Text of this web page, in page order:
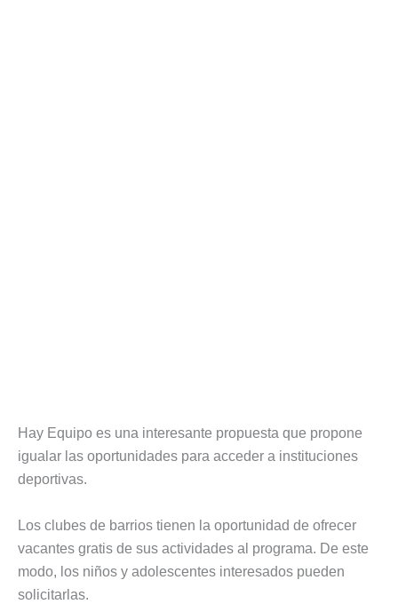
Hay Equipo es una interesante propuesta que propone
igualar las oportunidades para acceder a instituciones
deportivas.
Los clubes de barrios tienen la oportunidad de ofrecer
vacantes gratis de sus actividades al programa. De este
modo, los niños y adolescentes interesados pueden
solicitarlas.